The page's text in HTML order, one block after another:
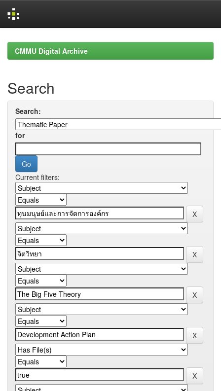
navigationCMMU Digital Archive
Search
Search:
for
Current filters: